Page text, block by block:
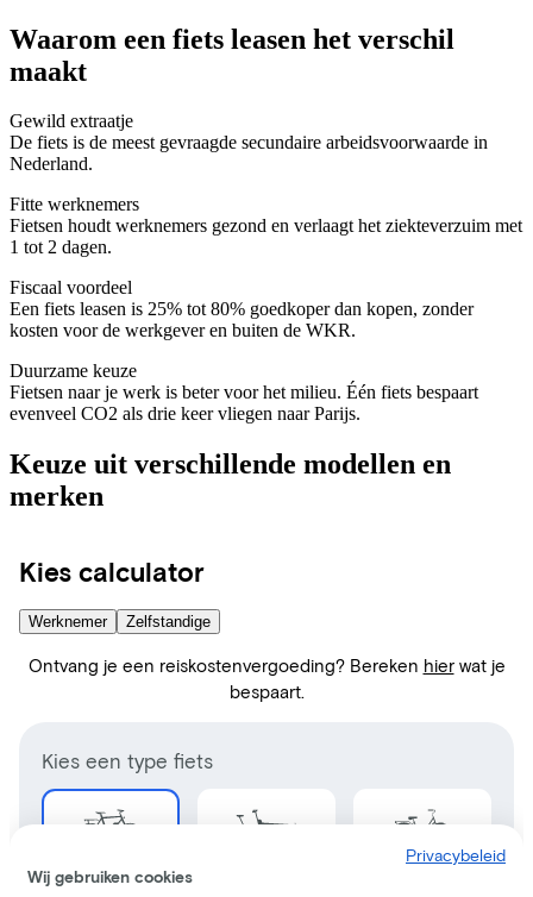
Waarom een fiets leasen het verschil
maakt
Gewild extraatje
De fiets is de meest gevraagde secundaire arbeidsvoorwaarde in
Nederland.
Fitte werknemers
Fietsen houdt werknemers gezond en verlaagt het ziekteverzuim met
1 tot 2 dagen.
Fiscaal voordeel
Een fiets leasen is 25% tot 80% goedkoper dan kopen, zonder
kosten voor de werkgever en buiten de WKR.
Duurzame keuze
Fietsen naar je werk is beter voor het milieu. Één fiets bespaart
evenveel CO2 als drie keer vliegen naar Parijs.
Keuze uit verschillende modellen en
merken